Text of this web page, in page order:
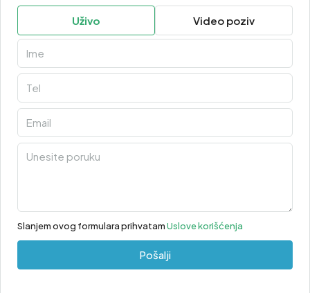
Uživo Video poziv
Slanjem ovog formulara prihvatamUslove korišćenja
Pošalji